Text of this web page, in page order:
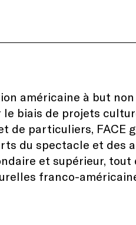
américaine à but
biais de projets
de particuliers, FACE
du spectacle et des
et supérieur,
franco-